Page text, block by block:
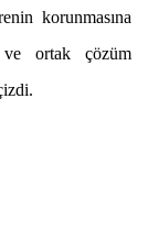
korunmasına
ve ortak çözüm